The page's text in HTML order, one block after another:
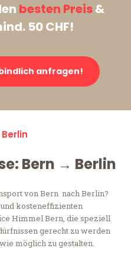
besten Preis&
50 CHF!
anfragen!
Bern → Berlin
von Bern nach Berlin?
kosteneffizienten
Himmel Bern, die speziell
gerecht zu werden
möglich zu gestalten.